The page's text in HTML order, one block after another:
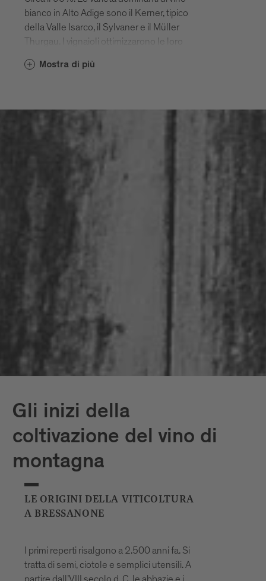
bianco in Alto Adige sono il Kerner, tipico
della Valle Isarco, il Sylvaner e il Müller
Thurgau. I vignaioli ottimizzarono le loro
quasi esclusivamente in purezza. E se
di minerali, in Valle Isarco non possono
premiata ogni anno con numerosi
Mostra di più
Gli inizi della
coltivazione del vino di
montagna
LE ORIGINI DELLA VITICOLTURA
A BRESSANONE
I primi reperti risalgono a 2.500 anni fa. Si
tratta di semi, ciotole e semplici utensili. A
partire dall’VIII secolo d. C. le abbazie e i